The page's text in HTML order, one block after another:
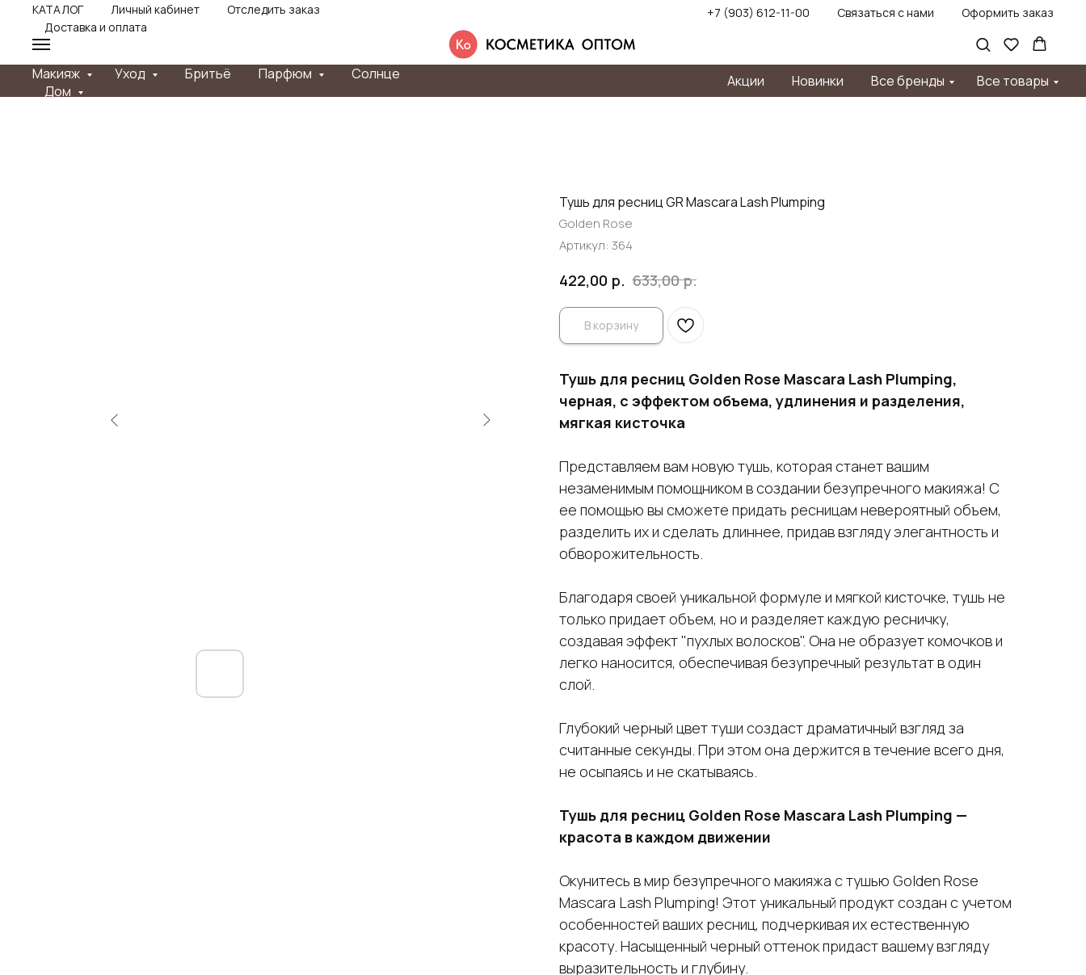
КАТАЛОГ Личный кабинет
Отследить заказ
Доставка и оплата
+7 (903) 612-11-00 Связаться с нами Оформить заказ
Макияж Уход Бритьё Парфюм
Солнце
Дом
Акции Новинки Все бренды Все товары
Тушь для ресниц GR Mascara Lash Plumping
Golden Rose
Артикул: 364
422,00 р. 633,00 р.
В корзину
Тушь для ресниц Golden Rose Mascara Lash Plumping,
черная, с эффектом объема, удлинения и разделения,
мягкая кисточка
Представляем вам новую тушь, которая станет вашим
незаменимым помощником в создании безупречного макияжа! С
ее помощью вы сможете придать ресницам невероятный объем,
разделить их и сделать длиннее, придав взгляду элегантность и
обворожительность.
Благодаря своей уникальной формуле и мягкой кисточке, тушь не
только придает объем, но и разделяет каждую ресничку,
создавая эффект "пухлых волосков". Она не образует комочков и
легко наносится, обеспечивая безупречный результат в один
слой.
Глубокий черный цвет туши создаст драматичный взгляд за
считанные секунды. При этом она держится в течение всего дня,
не осыпаясь и не скатываясь.
Тушь для ресниц Golden Rose Mascara Lash Plumping —
красота в каждом движении
Окунитесь в мир безупречного макияжа с тушью Golden Rose
Mascara Lash Plumping! Этот уникальный продукт создан с учетом
особенностей ваших ресниц, подчеркивая их естественную
красоту. Насыщенный черный оттенок придаст вашему взгляду
выразительность и глубину.